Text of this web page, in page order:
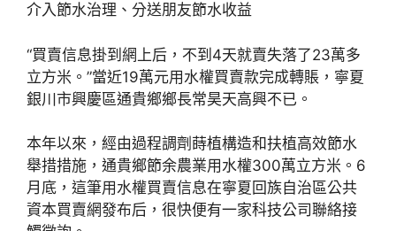
介入節水治理、分送朋友節水收益
“買賣信息掛到網上后，不到4天就賣失落了23萬多
立方米。”當近19萬元用水權買賣款完成轉賬，寧夏
銀川市興慶區通貴鄉鄉長常昊天高興不已。
本年以來，經由過程調劑蒔植構造和扶植高效節水
舉措措施，通貴鄉節余農業用水權300萬立方米。6
月底，這筆用水權買賣信息在寧夏回族自治區公共
資本買賣網發布后，很快便有一家科技公司聯絡接